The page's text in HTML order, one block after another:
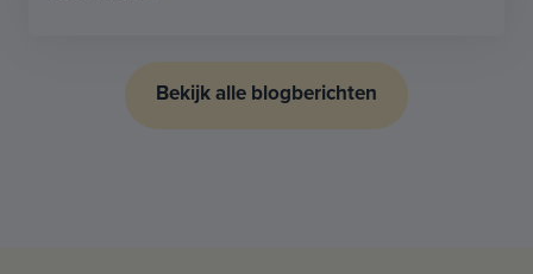
Bekijk alle blogberichten